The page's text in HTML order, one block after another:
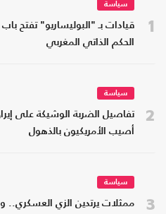
1
سياسة
قيادات بـ "البوليساريو" تفتح
الحكم الذاتي المغربي
2
سياسة
تفاصيل الضربة الوشيكة على
أصيب الأمريكيون بالذهول
3
سياسة
ممثلات يرتدين الزي